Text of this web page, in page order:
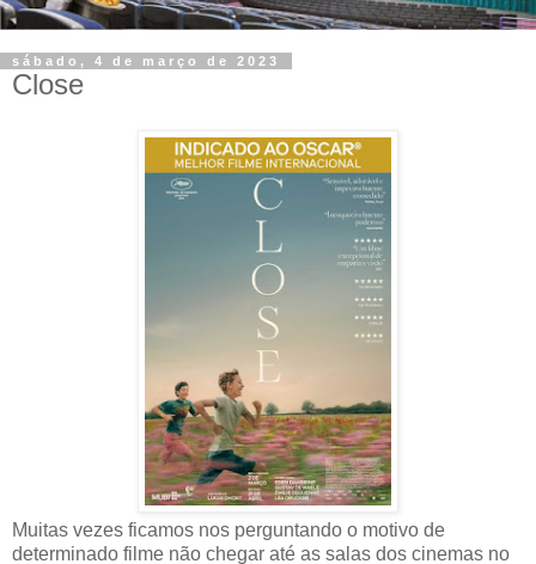
sábado, 4 de março de 2023
Close
Muitas vezes ficamos nos perguntando o motivo de
determinado filme não chegar até as salas dos cinemas no